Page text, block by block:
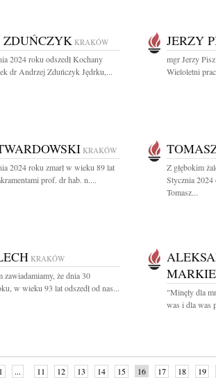
ZDUŃCZYK KRAKÓW
2024 roku odszedł Kochany
dr Andrzej Zduńczyk Jędrku,...
JERZY
mgr Jerzy
Wieloletni
KRAKÓW
2024 roku zmarł w wieku 89 lat
prof. dr hab. n....
Z głębokim
Stycznia 2024
Tomasz...
KRAKÓW
zawiadamiamy, że dnia 30
w wieku 93 lat odszedł od nas...
"Minęły dla
was i dla was
1 ... 11 12 13 14 15 16 17 18
19